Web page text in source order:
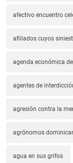
afectivo encuentro
afiliados cuyos
agenda económica
agentes de
agresión contra la
agrónomos
agua en sus grifos